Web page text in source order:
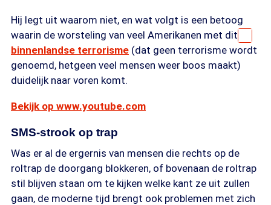
Hij legt uit waarom niet, en wat volgt is een betoog
waarin de worsteling van veel Amerikanen met dit
binnenlandse terrorisme (dat geen terrorisme wordt
genoemd, hetgeen veel mensen weer boos maakt)
duidelijk naar voren komt.
Bekijk op www.youtube.com
SMS-strook op trap
Was er al de ergernis van mensen die rechts op de
roltrap de doorgang blokkeren, of bovenaan de roltrap
stil blijven staan om te kijken welke kant ze uit zullen
gaan, de moderne tijd brengt ook problemen met zich